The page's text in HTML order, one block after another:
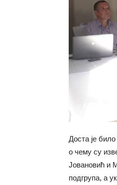
Доста је
о чему су
Јовановић и
подгрупа, а